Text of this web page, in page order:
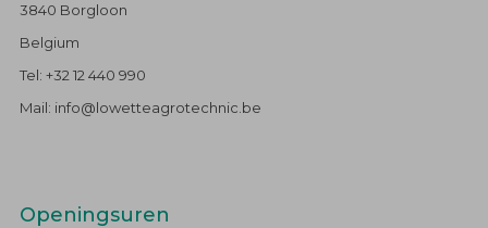
3840 Borgloon
Belgium
Tel: +32 12 440 990
Mail: info@lowetteagrotechnic.be
Openingsuren